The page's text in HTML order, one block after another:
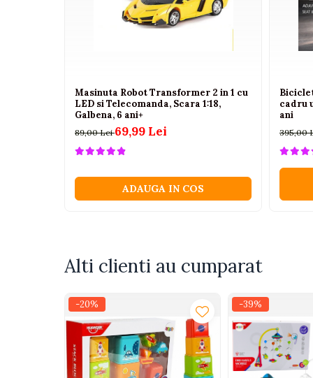
Salopete bebe
Accesorii copii
Body-uri bebe
Treninguri copii
Masinuta Robot Transformer 2 in 1 cu
LED si Telecomanda, Scara 1:18,
Galbena, 6 ani+
89,00 Lei69,99 Lei
ADAUGA IN COS
cadru
ani
395,00
Alti clienti au cumparat
-20% -39%